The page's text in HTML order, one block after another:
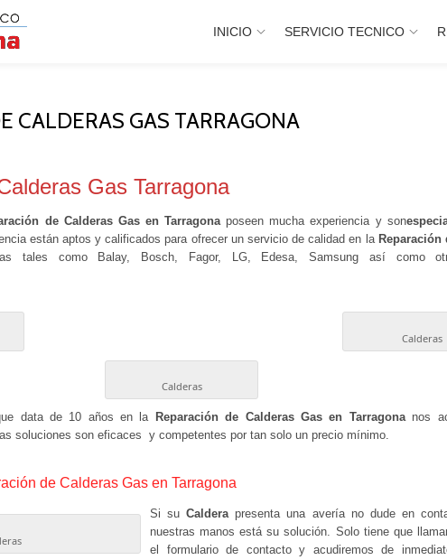
INICIO SERVICIO TECNICO
CALDERAS GAS TARRAGONA
Gas Tarragona
de Calderas Gas en Tarragonaposeen mucha experiencia y son
están aptos y calificados para ofrecer un servicio de calidad en la Reparación
tales como Balay, Bosch, Fagor, LG, Edesa, Samsung así como
Calderas
Calderas
data de 10 años en la Reparación de Calderas Gas en Tarragonanos
soluciones son eficaces y competentes por tan solo un precio mínimo.
de Calderas Gas en Tarragona
Si suCalderapresenta una avería no dude en
nuestras manos está su solución. Solo tiene que
el formulario de contacto y acudiremos de